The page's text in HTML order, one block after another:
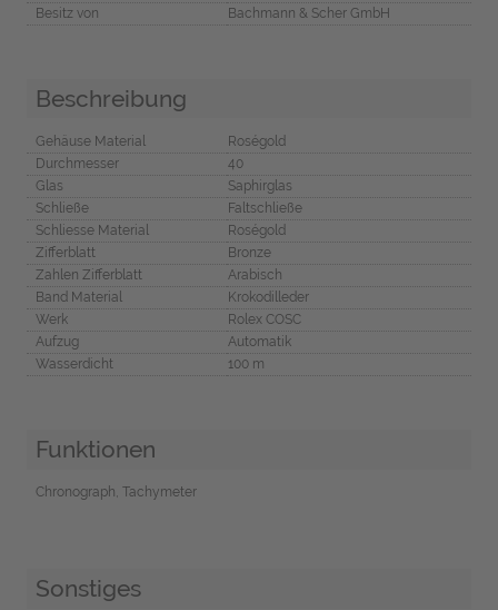
Besitz von
Bachmann & Scher GmbH
Beschreibung
Gehäuse Material
Roségold
Durchmesser
40
Glas
Saphirglas
Schließe
Faltschließe
Schliesse Material
Roségold
Zifferblatt
Bronze
Zahlen Zifferblatt
Arabisch
Band Material
Krokodilleder
Werk
Rolex COSC
Aufzug
Automatik
Wasserdicht
100 m
Funktionen
Chronograph, Tachymeter
Sonstiges